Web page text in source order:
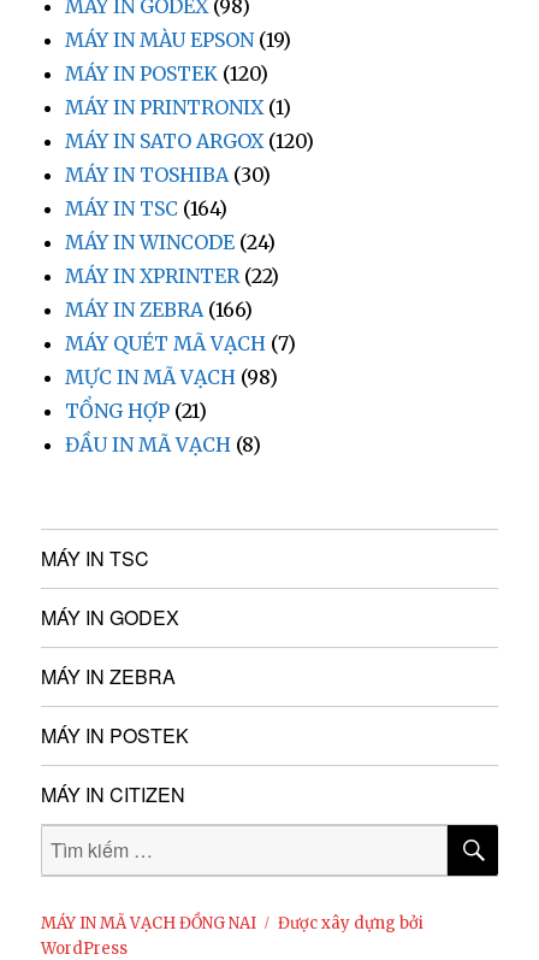
MÁY IN GODEX (98)
MÁY IN MÀU EPSON(19)
MÁY IN POSTEK (120)
MÁY IN PRINTRONIX (1)
MÁY IN SATO ARGOX (120)
MÁY IN TOSHIBA (30)
MÁY IN TSC (164)
MÁY IN WINCODE (24)
MÁY IN XPRINTER (22)
MÁY IN ZEBRA (166)
MÁY QUÉT MÃ VẠCH (7)
MỰC IN MÃ VẠCH (98)
TỔNG HỢP (21)
ĐẦU IN MÃ VẠCH (8)
MÁY IN TSC
MÁY IN GODEX
MÁY IN ZEBRA
MÁY IN POSTEK
MÁY IN CITIZEN
MÁY IN MÃ VẠCH ĐỒNG NAI
Được xây dựng bởi
WordPress